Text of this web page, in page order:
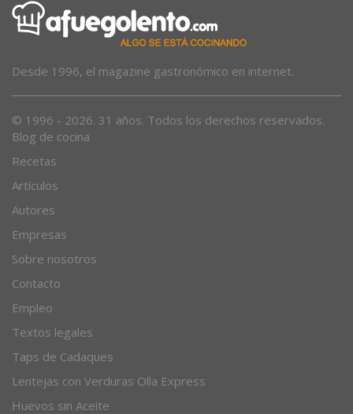
Desde 1996, el magazine gastronómico en internet.
© 1996 - 2026. 31 años. Todos los derechos reservados.
Blog de cocina
Recetas
Artículos
Autores
Empresas
Sobre nosotros
Contacto
Empleo
Textos legales
Taps de Cadaques
Lentejas con Verduras Olla Express
Huevos sin Aceite